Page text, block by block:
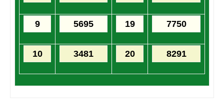
9 5695 19 7750
10 3481 20 8291